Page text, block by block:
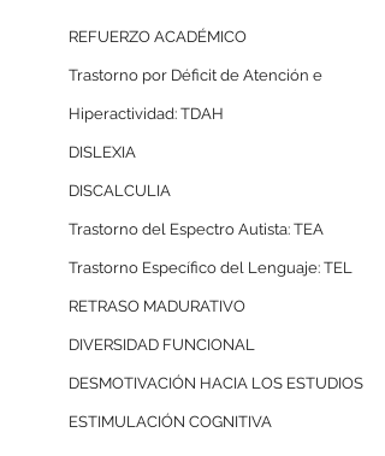
REFUERZO ACADÉMICO
Trastorno por Déficit de Atención e
Hiperactividad: TDAH
DISLEXIA
DISCALCULIA
Trastorno del Espectro Autista: TEA
Trastorno Específico del Lenguaje: TEL
RETRASO MADURATIVO
DIVERSIDAD FUNCIONAL
DESMOTIVACIÓN HACIA LOS ESTUDIOS
ESTIMULACIÓN COGNITIVA